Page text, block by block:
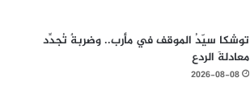
توشكا سيّدُ الموقف في مأرب.. وضربةٌ تُجدِّد
معادلةَ الردع
2026-08-08